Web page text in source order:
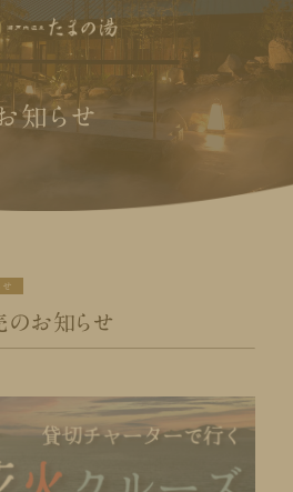
知らせ
せ
お知らせ